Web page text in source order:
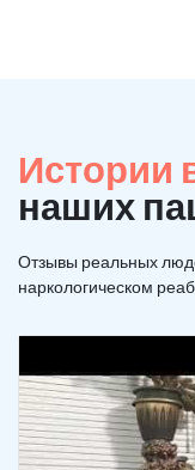
Истории
наших
Отзывы реальных
наркологическом